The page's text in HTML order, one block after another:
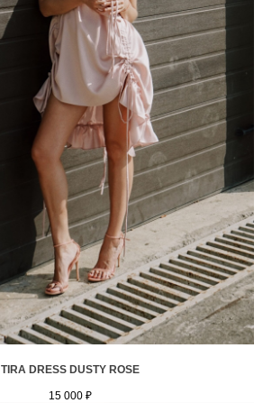
TIRA DRESS DUSTY ROSE
15 000 ₽